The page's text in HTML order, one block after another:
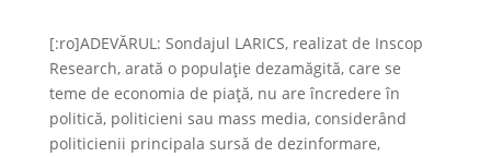
[:ro]ADEVĂRUL: Sondajul LARICS, realizat de Inscop
Research, arată o populaţie dezamăgită, care se
teme de economia de piaţă, nu are încredere în
politică, politicieni sau mass media, considerând
politicienii principala sursă de dezinformare,